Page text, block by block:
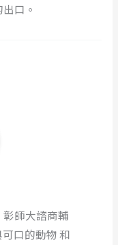
口。
師大諮商輔
口的動物 和